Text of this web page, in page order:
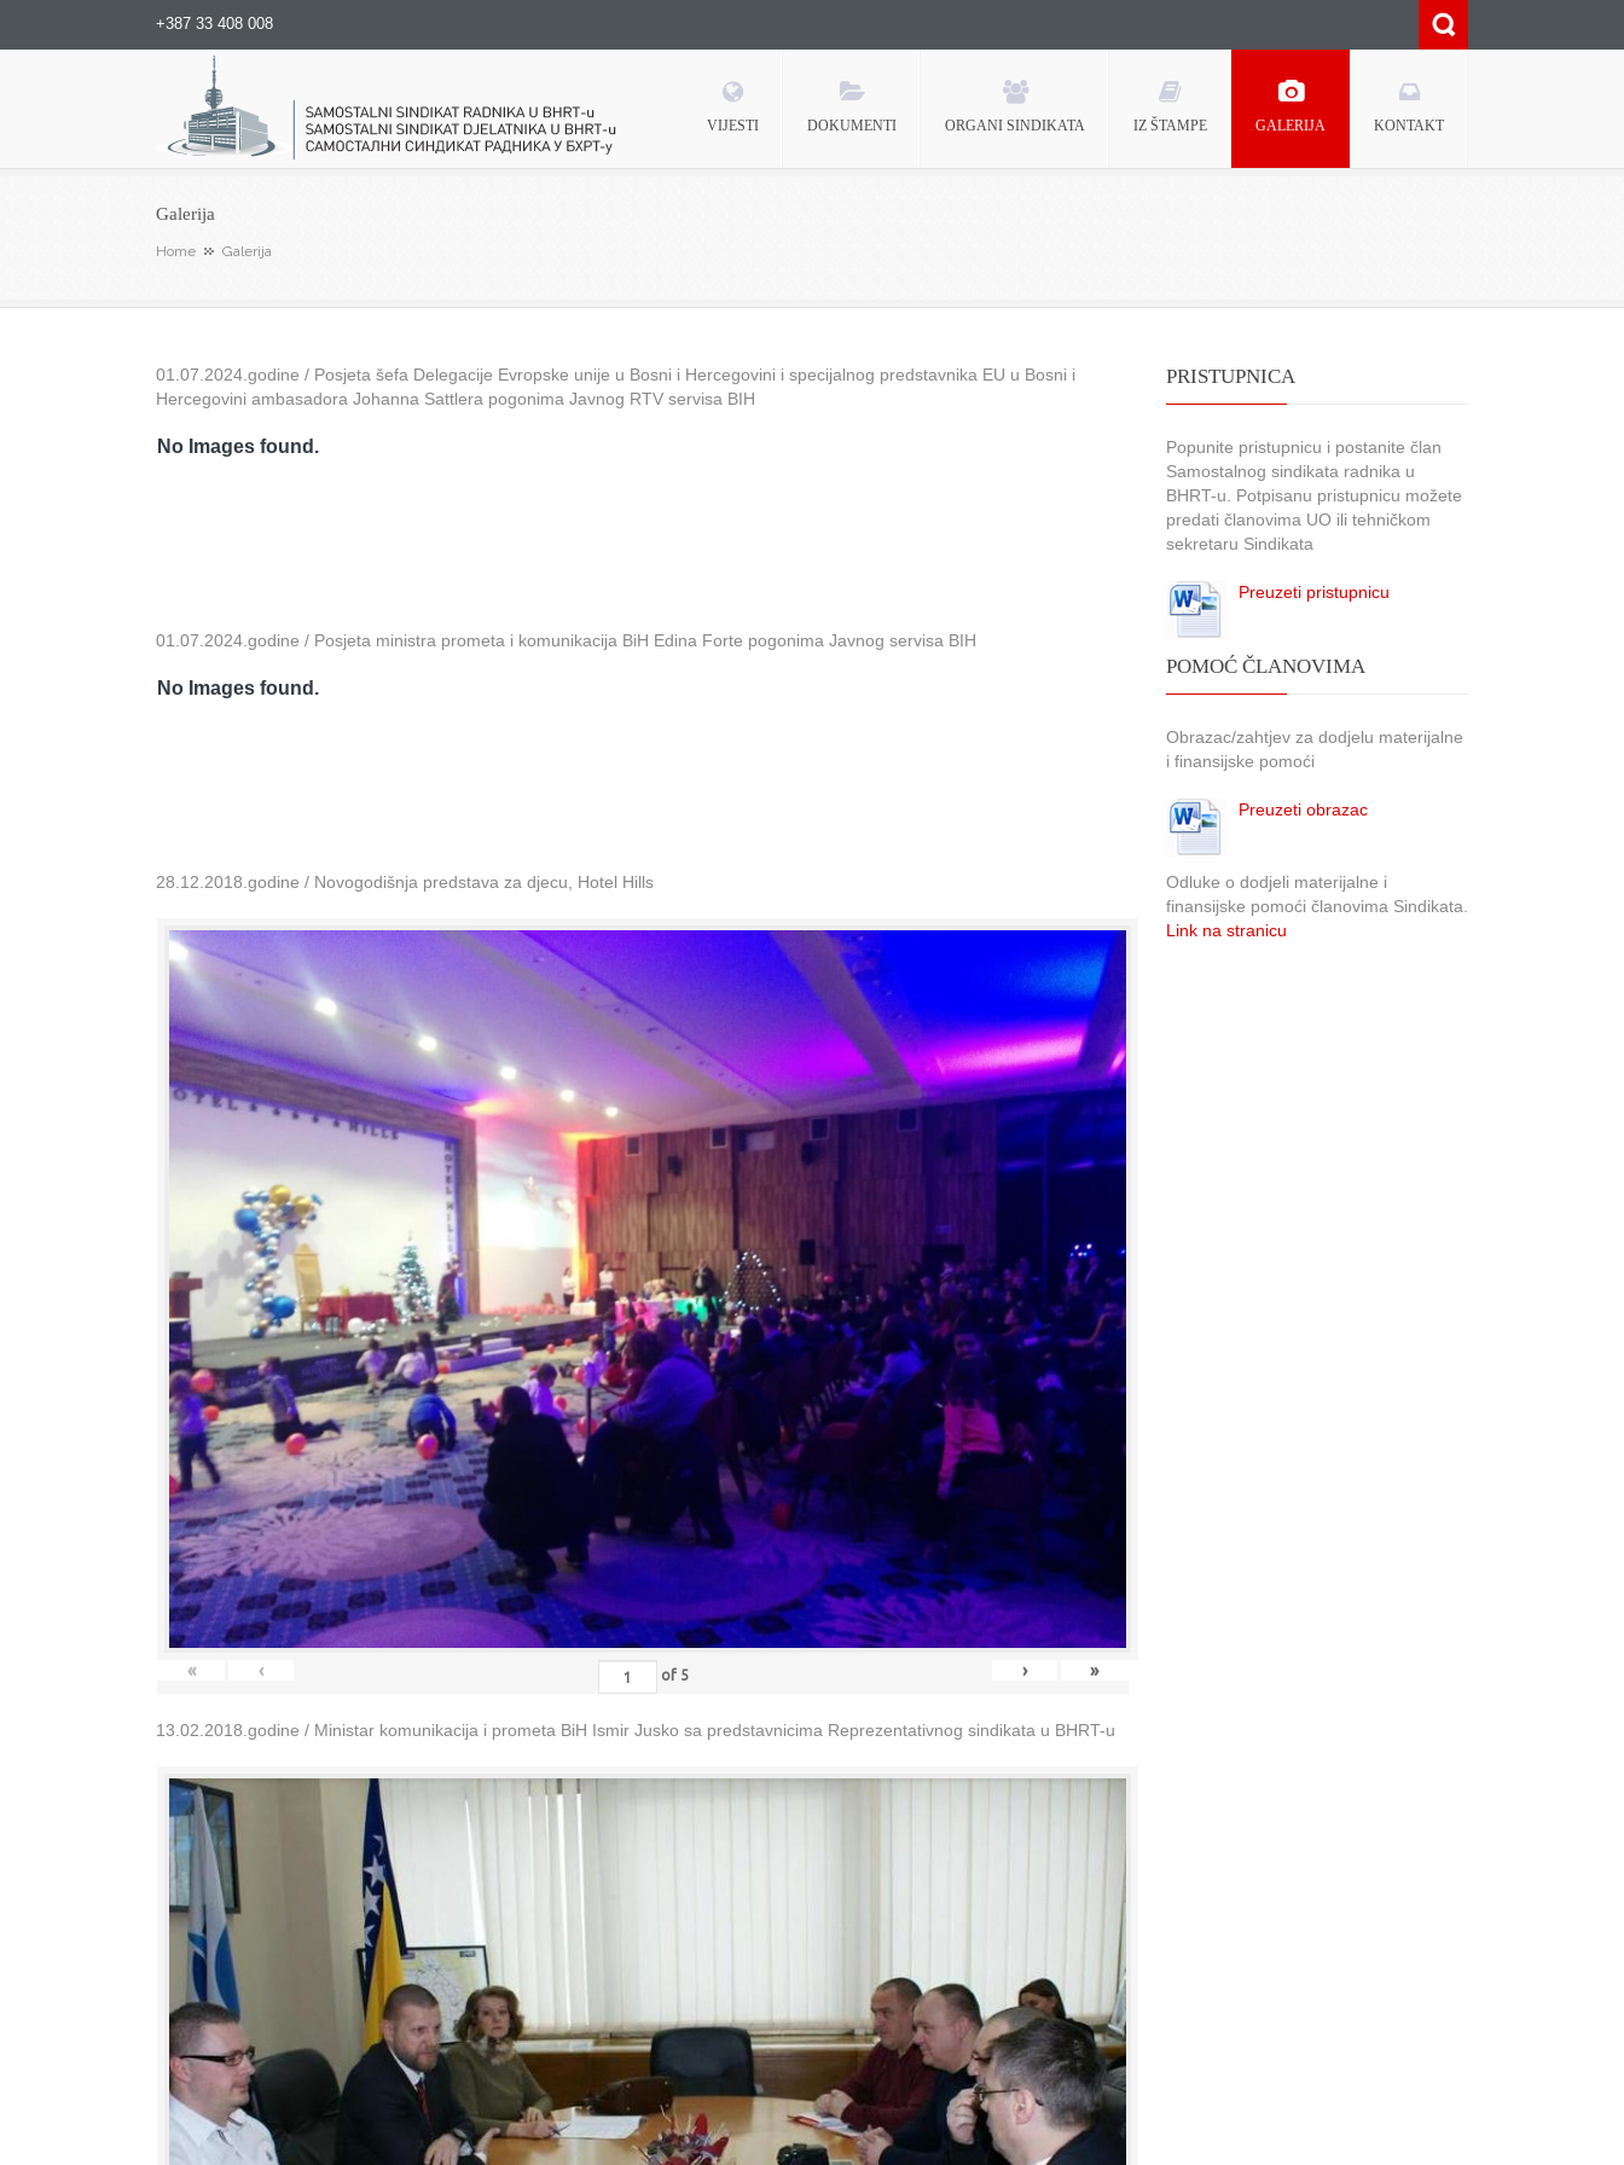
+387 33 408 008
Samostalni sindikat radnika u BHRT-u
VIJESTI DOKUMENTI ORGANI SINDIKATA IZ ŠTAMPE GALERIJA KONTAKT
Galerija
Home Galerija
01.07.2024.godine / Posjeta šefa Delegacije Evropske unije u Bosni i Hercegovini i specijalnog predstavnika EU u Bosni i
Hercegovini ambasadora Johanna Sattlera pogonima Javnog RTV servisa BIH
No Images found.
01.07.2024.godine / Posjeta ministra prometa i komunikacija BiH Edina Forte pogonima Javnog servisa BIH
No Images found.
28.12.2018.godine / Novogodišnja predstava za djecu, Hotel Hills
« ‹ of 5 › »
13.02.2018.godine / Ministar komunikacija i prometa BiH Ismir Jusko sa predstavnicima Reprezentativnog sindikata u BHRT-u
PRISTUPNICA
Popunite pristupnicu i postanite član
Samostalnog sindikata radnika u
BHRT-u. Potpisanu pristupnicu možete
predati članovima UO ili tehničkom
sekretaru Sindikata
Preuzeti pristupnicu
POMOĆ ČLANOVIMA
Obrazac/zahtjev za dodjelu materijalne
i finansijske pomoći
Preuzeti obrazac
Odluke o dodjeli materijalne i
finansijske pomoći članovima Sindikata.
Link na stranicu